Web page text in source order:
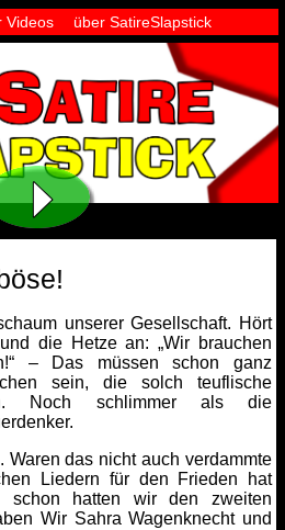
Videos über SatireSlapstick
unserer Gesellschaft. Hört
die Hetze an: „Wir brauchen
– Das müssen schon ganz
sein, die solch teuflische
Noch schlimmer als die
Waren das nicht auch verdammte
Liedern für den Frieden hat
schon hatten wir den zweiten
Wir Sahra Wagenknecht und